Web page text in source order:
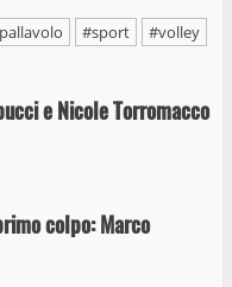
#sport #volley
e Nicole Torromacco
colpo: Marco